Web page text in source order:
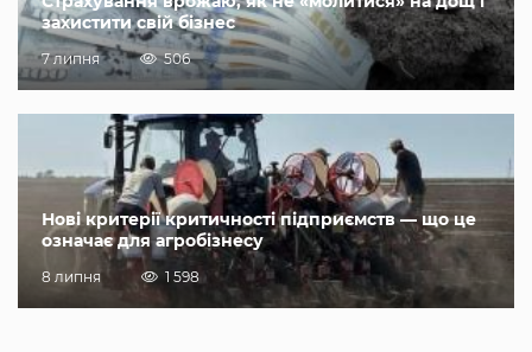
захистити свій бізнес
7 липня 506
Нові критерії критичності підприємств — що це
означає для агробізнесу
8 липня 1 598